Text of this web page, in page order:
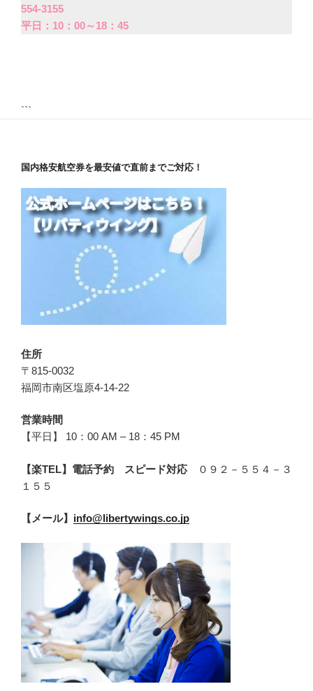
554-3155
平日：10：00～18：45
```
国内格安航空券を最安値で直前までご対応！
住所
〒815-0032
福岡市南区塩原4-14-22
営業時間
【平日】 10：00 AM – 18：45 PM
【楽TEL】電話予約 スピード対応
０９２－５５４－３
１５５
【メール】 info@libertywings.co.jp